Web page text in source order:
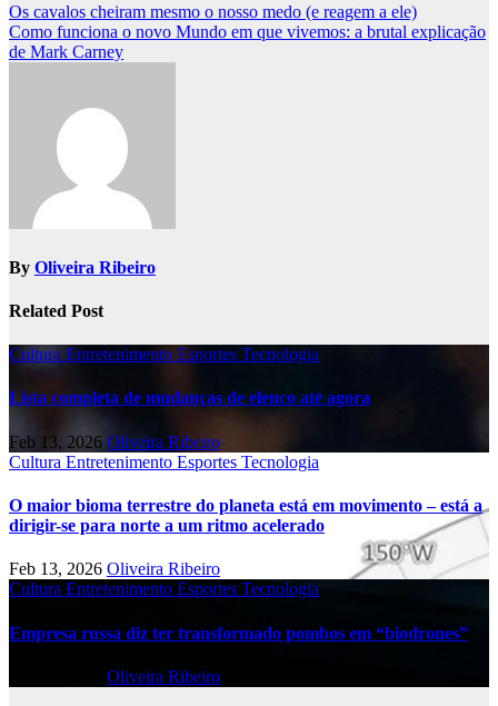
Post
navigation
Os cavalos cheiram mesmo o nosso medo (e reagem a ele)
Como funciona o novo Mundo em que vivemos: a brutal explicação
de Mark Carney
By Oliveira Ribeiro
Related Post
Cultura Entretenimento Esportes Tecnologia
Lista completa de mudanças de elenco até agora
Feb 13, 2026 Oliveira Ribeiro
Cultura Entretenimento Esportes Tecnologia
O maior bioma terrestre do planeta está em movimento – está a
dirigir-se para norte a um ritmo acelerado
Feb 13, 2026 Oliveira Ribeiro
Cultura Entretenimento Esportes Tecnologia
Empresa russa diz ter transformado pombos em “biodrones”
Oliveira Ribeiro